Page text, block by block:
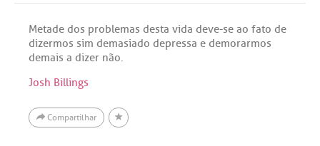
Metade dos problemas desta vida deve-se ao fato de
dizermos sim demasiado depressa e demorarmos
demais a dizer não.
Josh Billings
Compartilhar